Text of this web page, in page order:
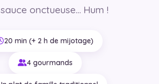
onctueuse… Hum !
20 min (+ 2 h de mijotage)
4 gourmands